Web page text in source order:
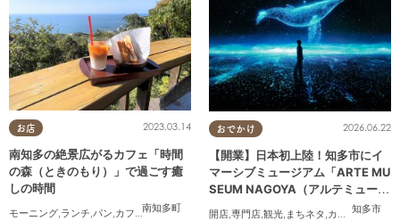
お店
南知多町
2023.03.14
南知多の絶景広がるカフェ「時間
の森（ときのもり）」で過ごす癒
しの時間
モーニング,ランチ,パン,カフェ ,テイクアウト 自然 行ってみたレポ
おでかけ
知多市
2026.06.22
【開業】日本初上陸！知多市にイ
マーシブミュージアム「ARTE MU
SEUM NAGOYA（アルテミュージ
アムナゴヤ）」が2026年11月下旬
開店 専門店 観光 まちネタ カップル ,友人